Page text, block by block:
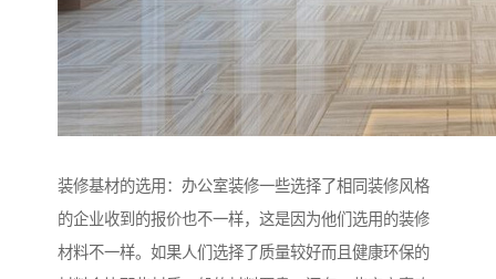
装修基材的选用：办公室装修一些选择了相同装修风格
的企业收到的报价也不一样，这是因为他们选用的装修
材料不一样。如果人们选择了质量较好而且健康环保的